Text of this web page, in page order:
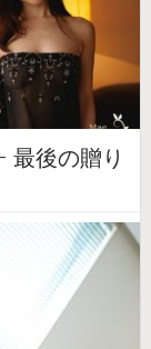
最後の贈り